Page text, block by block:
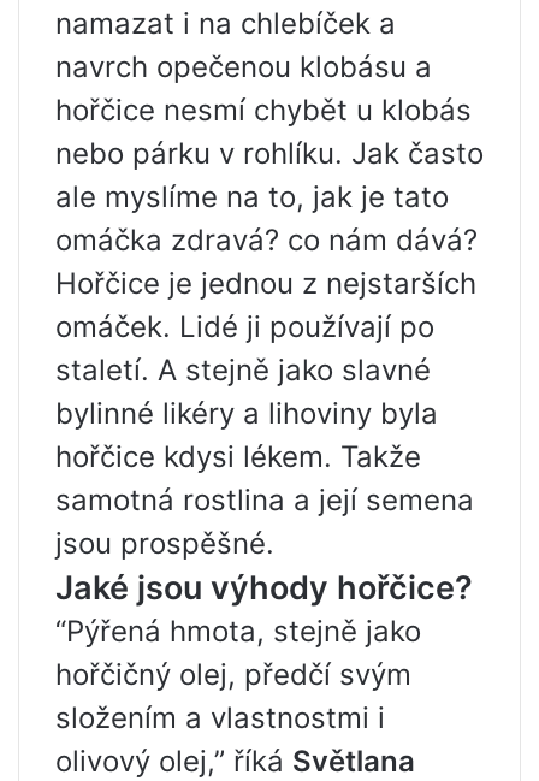
namazat i na chlebíček a
navrch opečenou klobásu a
hořčice nesmí chybět u klobás
nebo párku v rohlíku. Jak často
ale myslíme na to, jak je tato
omáčka zdravá? co nám dává?
Hořčice je jednou z nejstarších
omáček. Lidé ji používají po
staletí. A stejně jako slavné
bylinné likéry a lihoviny byla
hořčice kdysi lékem. Takže
samotná rostlina a její semena
jsou prospěšné.
Jaké jsou výhody hořčice?
“Pýřená hmota, stejně jako
hořčičný olej, předčí svým
složením a vlastnostmi i
olivový olej,” říká Světlana